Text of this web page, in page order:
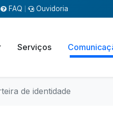
FAQ Ouvidoria
Serviços
de identidade